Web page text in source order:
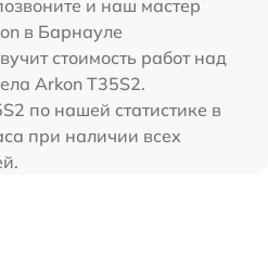
и наш мастер
в Барнауле
стоимость работ над
Arkon T35S2.
по нашей статистике в
при наличии всех